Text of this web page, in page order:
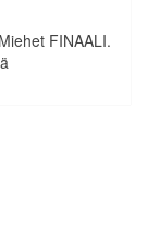
FINAALI.